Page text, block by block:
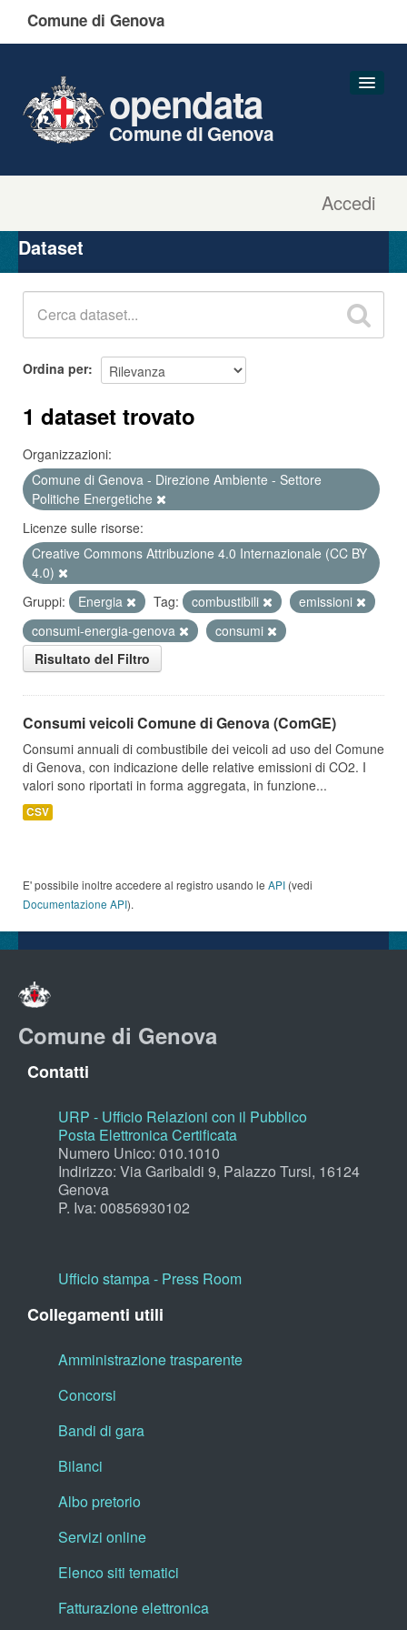
Comune di Genova
Accedi
opendata
Comune di Genova
Organizzazioni
Gruppi
Dataset
Ordina per
1 dataset trovato
Organizzazioni:
Comune di Genova - Direzione Ambiente - Settore
Politiche Energetiche
Licenze sulle risorse:
Creative Commons Attribuzione 4.0 Internazionale (CC BY
4.0)
Gruppi:
Energia Tag: combustibili
emissioni
consumi-energia-genova
consumi
Risultato del Filtro
Consumi veicoli Comune di Genova (ComGE)
Consumi annuali di combustibile dei veicoli ad uso del Comune
di Genova, con indicazione delle relative emissioni di CO2. I
valori sono riportati in forma aggregata, in funzione...
CSV
E' possibile inoltre accedere al registro usando le API (vedi
Documentazione API).
Comune di Genova
Contatti
URP - Ufficio Relazioni con il Pubblico
Posta Elettronica Certificata
Numero Unico: 010.1010
Indirizzo: Via Garibaldi 9, Palazzo Tursi, 16124
Genova
P. Iva: 00856930102
Ufficio stampa - Press Room
Collegamenti utili
Amministrazione trasparente
Concorsi
Bandi di gara
Bilanci
Albo pretorio
Servizi online
Elenco siti tematici
Fatturazione elettronica